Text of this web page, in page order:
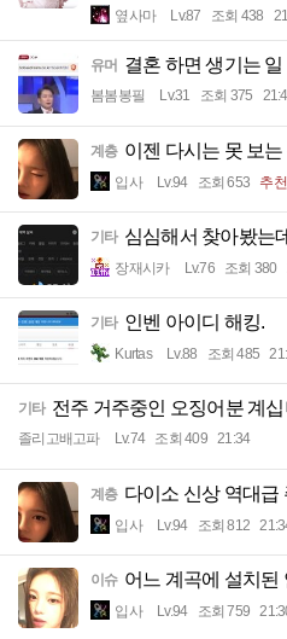
옆사마 Lv.87 조회 438
유머 결혼 하면 생기는 일
봄봄봉필 Lv.31 조회 375
계층 이젠 다시는 못 보
입사 Lv.94 조회 653 추
기타 심심해서 찾아봤는데
장재시카 Lv.76 조회 380
기타 인벤 아이디 해킹.
Kurtas Lv.88 조회 485
기타 전주 거주중인 오징어분 계
졸리고배고파 Lv.74 조회 409 21:34
계층 다이소 신상 역대급
입사 Lv.94 조회 812
이슈 어느 계곡에 설치된
입사 Lv.94 조회 759